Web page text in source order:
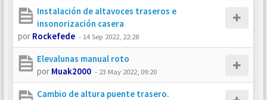
Instalación de altavoces traseros e
insonorización casera
por Rockefede - 14 Sep 2022, 22:28
Elevalunas manual roto
por Muak2000 - 23 May 2022, 09:20
Cambio de altura puente trasero.